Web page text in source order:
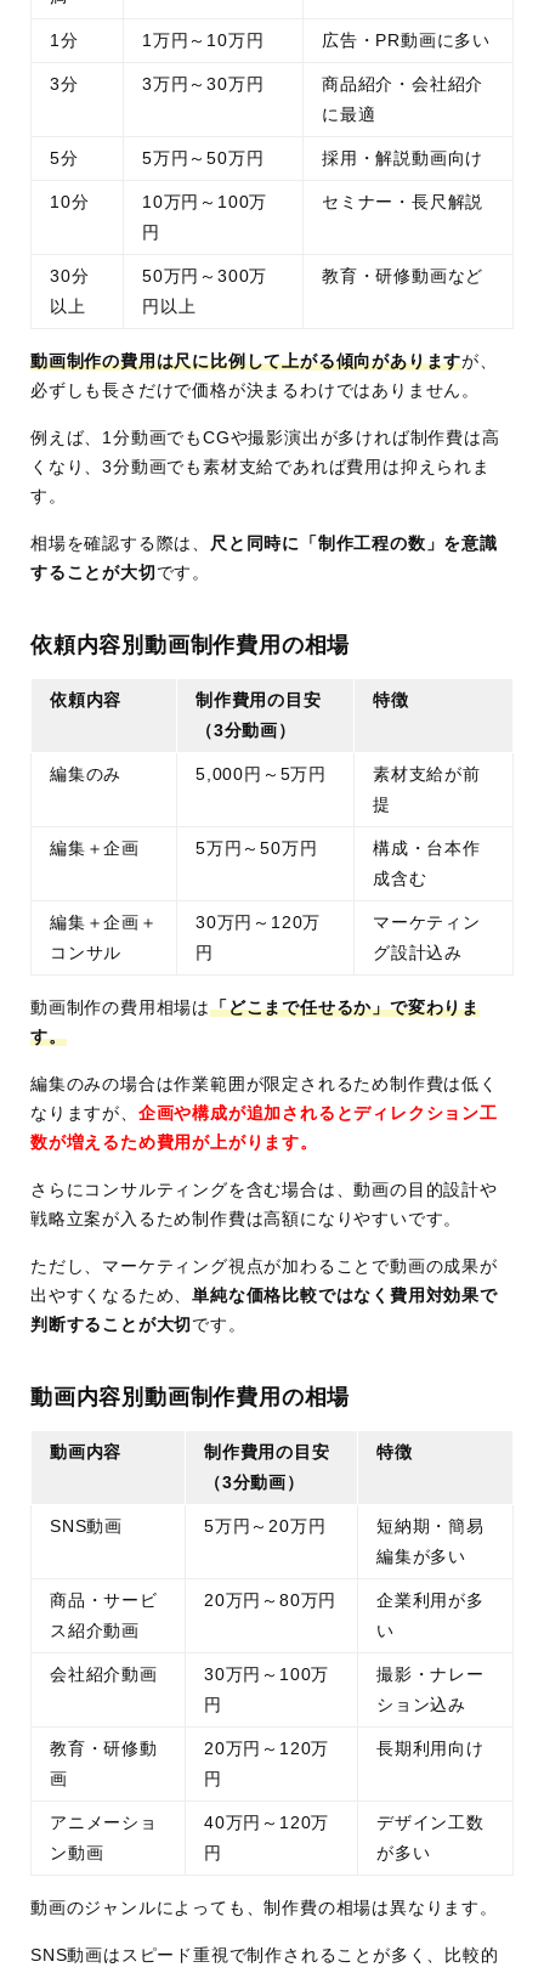
1分 1万円～10万円 広告・PR動画に多い
3分 3万円～30万円
商品紹介・会社紹介
に最適
5分 5万円～50万円 採用・解説動画向け
10分
10万円～100万
円
セミナー・長尺解説
30分
以上
50万円～300万
円以上
教育・研修動画など
動画制作の費用は尺に比例して上がる傾向がありますが、
必ずしも長さだけで価格が決まるわけではありません。
例えば、1分動画でもCGや撮影演出が多ければ制作費は高
くなり、3分動画でも素材支給であれば費用は抑えられま
す。
相場を確認する際は、
尺と同時に「制作工程の数」を意識
することが大切 です。
依頼内容別動画制作費用の相場
依頼内容
制作費用の目安
（3分動画）
特徴
編集のみ 5,000円～5万円
素材支給が前
提
編集＋企画 5万円～50万円
構成・台本作
成含む
編集＋企画＋
コンサル
30万円～120万
円
マーケティン
グ設計込み
動画制作の費用相場は「どこまで任せるか」で変わりま
す。
編集のみの場合は作業範囲が限定されるため制作費は低く
なりますが、 企画や構成が追加されるとディレクション工
数が増えるため費用が上がります。
さらにコンサルティングを含む場合は、動画の目的設計や
戦略立案が入るため制作費は高額になりやすいです。
ただし、マーケティング視点が加わることで動画の成果が
出やすくなるため、単純な価格比較ではなく費用対効果で
判断することが大切 です。
動画内容別動画制作費用の相場
動画内容
制作費用の目安
（3分動画）
特徴
SNS動画 5万円～20万円
短納期・簡易
編集が多い
商品・サービ
ス紹介動画
20万円～80万円
企業利用が多
い
会社紹介動画
30万円～100万
円
撮影・ナレー
ション込み
教育・研修動
画
20万円～120万
円
長期利用向け
アニメーショ
ン動画
40万円～120万
円
デザイン工数
が多い
動画のジャンルによっても、制作費の相場は異なります。
SNS動画はスピード重視で制作されることが多く、比較的